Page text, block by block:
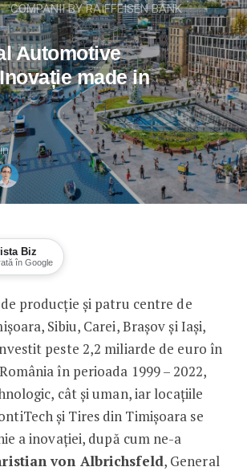
COMPANII BY RAIFFEISEN BANK
Automotive
made in
Biz
în Google
Automotive România:
producție și patru centre de
Sibiu, Carei, Brașov și Iași,
peste 2,2 miliarde de euro în
în perioada 1999 – 2022,
cât și uman, iar locațiile
și Tires din Timișoara se
a inovației, după cum ne-a
von Albrichsfeld, General